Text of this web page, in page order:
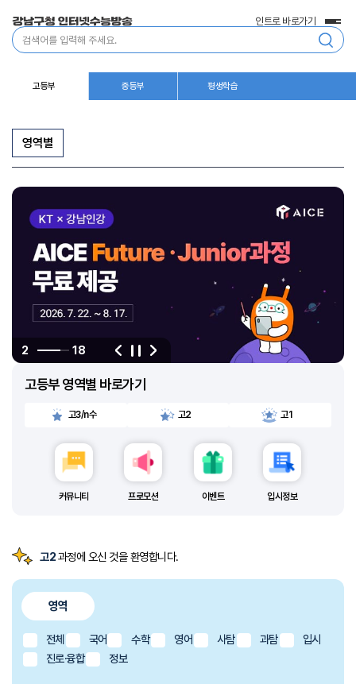
통
합
인트로 바로가기
전
체
메
고등부 중등부 평생학습
영역별
2 18
이
정
지
다
고등부 영역별 바로가기
고3/n수 고2 고1
커뮤니티 프로모션 이벤트 입시정보
고2과정에 오신 것을 환영합니다.
영역
전체 국어 수학 영어 사탐 과탐
입시
진로·융합
정보